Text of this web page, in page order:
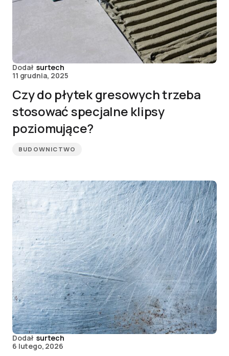
Dodał surtech
11 grudnia, 2025
Czy do płytek gresowych trzeba
stosować specjalne klipsy
poziomujące?
BUDOWNICTWO
Dodał surtech
6 lutego, 2026